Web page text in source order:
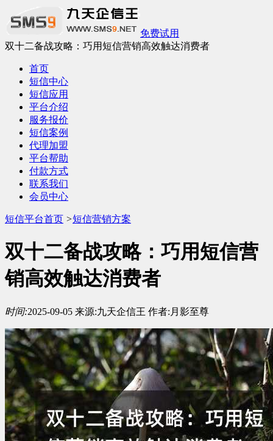
免费试用
双十二备战攻略：巧用短信营销高效触达消费者
首页
短信中心
短信应用
平台介绍
服务报价
短信案例
代理加盟
平台帮助
付款方式
联系我们
会员中心
短信平台首页 >短信营销方案
双十二备战攻略：巧用短信营
销高效触达消费者
时间:2025-09-05 来源:九天企信王 作者: 月影至尊